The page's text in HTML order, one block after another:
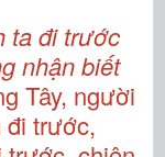
ta đi trước
nhận biết
Tây, người
đi trước,